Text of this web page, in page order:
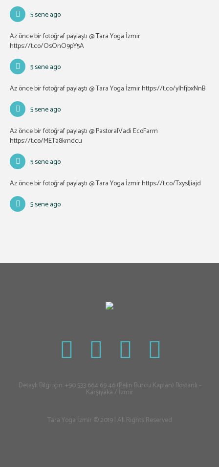
5 sene ago
Az önce bir fotoğraf paylaştı @ Tara Yoga İzmir
https://t.co/OsOnO9pY5A
5 sene ago
Az önce bir fotoğraf paylaştı @ Tara Yoga İzmirhttps://t.co/ylhfjbxNnB
5 sene ago
Az önce bir fotoğraf paylaştı @ PastoralVadi EcoFarm
https://t.co/METa8kmdcu
5 sene ago
Az önce bir fotoğraf paylaştı @ Tara Yoga İzmirhttps://t.co/TxyslJiajd
5 sene ago
Detaylı Bilgi için: +90 533 664 69 46 (Pelin Burcu Kaplan) Bostanlı -
Karşıyaka / İzmir
Tara Yoga İzmir © 2019 | All Rights Reserved